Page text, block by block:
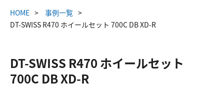
HOME
事例一覧
DT-SWISS R470 ホイールセット 700C DB XD-R
DT-SWISS R470 ホイールセット
700C DB XD-R